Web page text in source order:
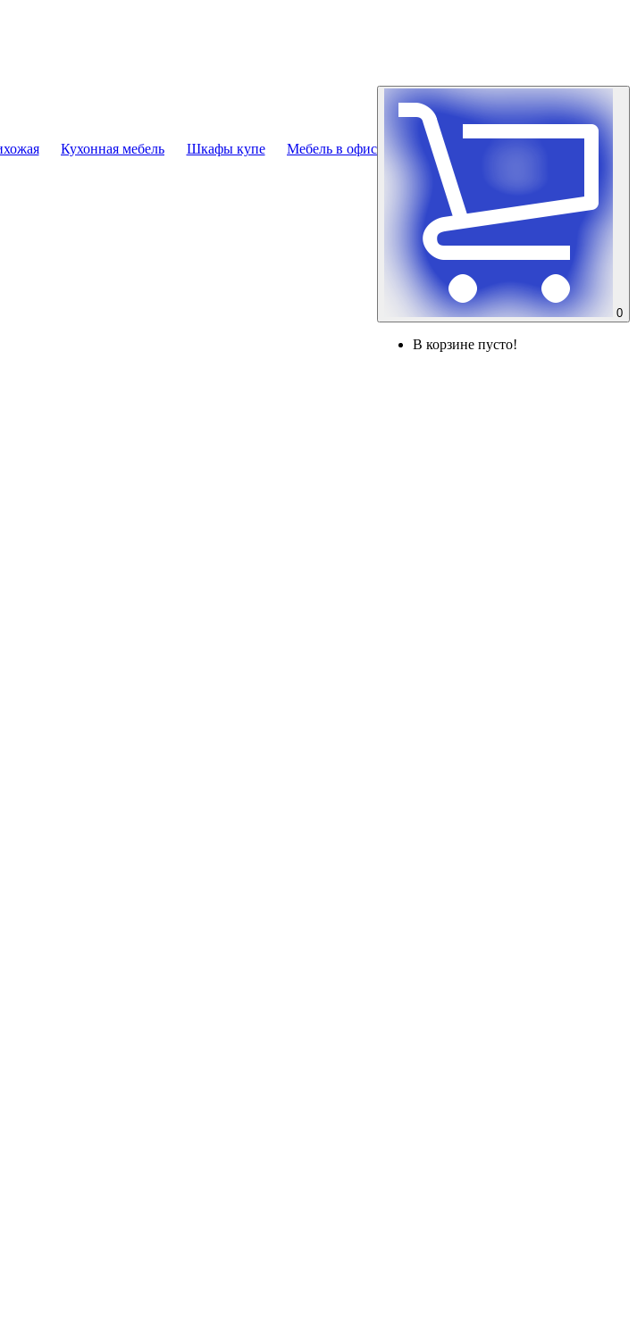
0
В корзине пусто!
Кухонная мебель Шкафы купе Мебель в офис